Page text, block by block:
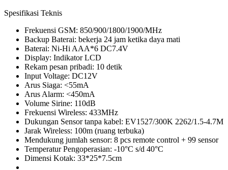
Spesifikasi Teknis
Frekuensi GSM: 850/900/1800/1900/MHz
Backup Baterai: bekerja 24 jam ketika daya mati
Baterai: Ni-Hi AAA*6 DC7.4V
Display: Indikator LCD
Rekam pesan pribadi: 10 detik
Input Voltage: DC12V
Arus Siaga: <55mA
Arus Alarm: <450mA
Volume Sirine: 110dB
Frekuensi Wireless: 433MHz
Dukungan Sensor tanpa kabel: EV1527/300K 2262/1.5-4.7M
Jarak Wireless: 100m (ruang terbuka)
Mendukung jumlah sensor: 8 pcs remote control + 99 sensor
Temperatur Pengoperasian: -10°C s/d 40°C
Dimensi Kotak: 33*25*7.5cm